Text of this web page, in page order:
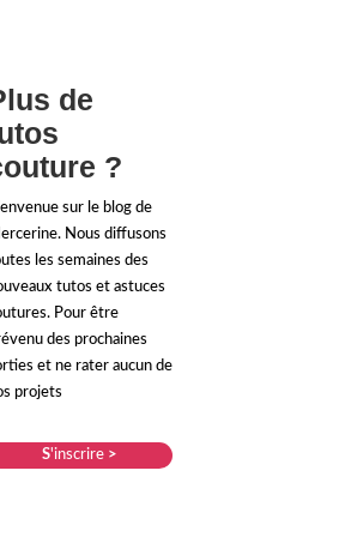
de
?
sur le blog de
Nous diffusons
les semaines des
tutos et astuces
Pour être
des prochaines
et ne rater aucun de
projets
S'inscrire>